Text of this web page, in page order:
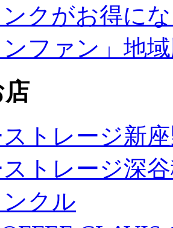
クがお得に
ンファン」地
トレージ新
トレージ深
クル